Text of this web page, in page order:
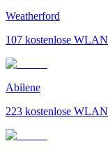
Weatherford
107 kostenlose WLAN
Abilene
223 kostenlose WLAN